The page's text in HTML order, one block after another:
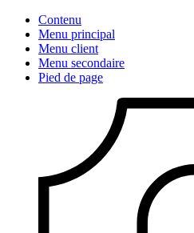
Contenu
Menu principal
Menu client
Menu secondaire
Pied de page